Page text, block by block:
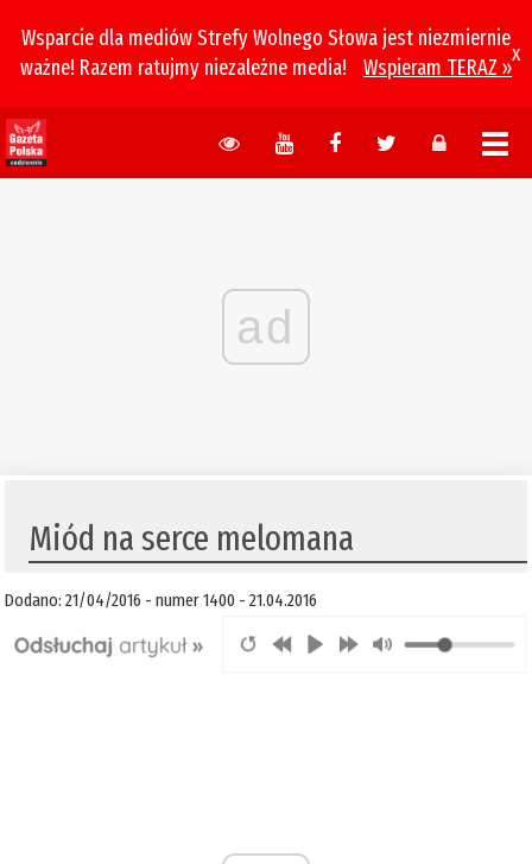
Wsparcie dla mediów Strefy Wolnego Słowa jest niezmiernie
ważne! Razem ratujmy niezależne media!
Wspieram TERAZ »
x
ad
Miód na serce melomana
Dodano: 21/04/2016 - numer 1400 - 21.04.2016